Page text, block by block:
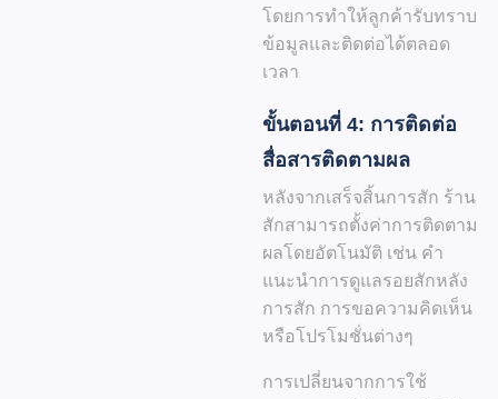
โดยการทำให้ลูกค้ารับทราบ
ข้อมูลและติดต่อได้ตลอด
เวลา
ขั้นตอนที่ 4: การติดต่อ
สื่อสารติดตามผล
หลังจากเสร็จสิ้นการสัก ร้าน
สักสามารถตั้งค่าการติดตาม
ผลโดยอัตโนมัติ เช่น คำ
แนะนำการดูแลรอยสักหลัง
การสัก การขอความคิดเห็น
หรือโปรโมชั่นต่างๆ
การเปลี่ยนจากการใช้